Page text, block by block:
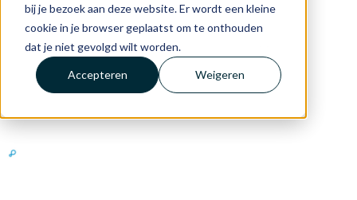
bij je bezoek aan deze website. Er wordt een kleine
cookie in je browser geplaatst om te onthouden
dat je niet gevolgd wilt worden.
Accepteren Weigeren